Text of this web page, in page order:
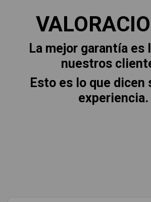
La mejor garantía es
nuestros
Esto es lo que dicen
experiencia.